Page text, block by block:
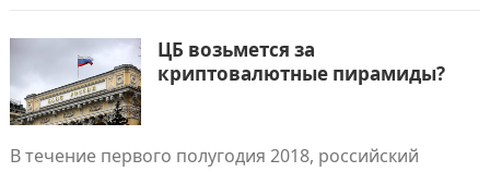
ЦБ возьмется за
криптовалютные пирамиды?
В течение первого полугодия 2018, российский